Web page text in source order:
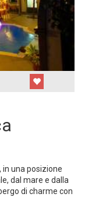
in una posizione
dal mare e dalla
di charme con